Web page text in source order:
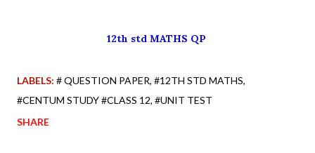
12th std MATHS QP
LABELS: # QUESTION PAPER #12TH STD MATHS
#CENTUM STUDY #CLASS 12 #UNIT TEST
SHARE